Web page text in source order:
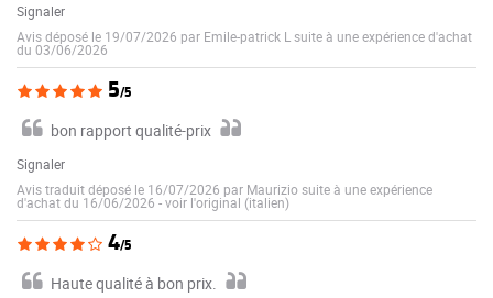
Signaler
Avis déposé le 19/07/2026 par Emile-patrick L suite à une expérience d'achat
du 03/06/2026
5/5
bon rapport qualité-prix
Signaler
Avis traduit déposé le 16/07/2026 par Maurizio suite à une expérience
d'achat du 16/06/2026 -voir l'original (italien)
4/5
Haute qualité à bon prix.